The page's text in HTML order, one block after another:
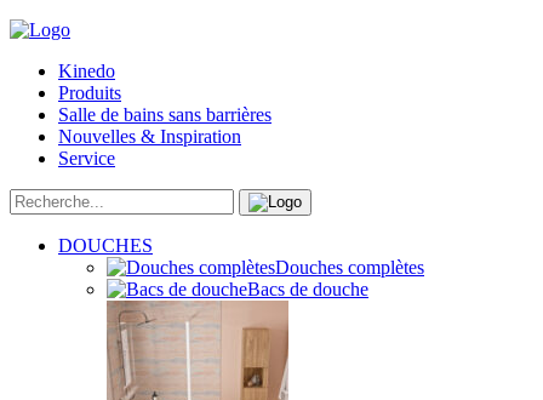
Kinedo
Produits
Salle de bains sans barrières
Nouvelles & Inspiration
Service
DOUCHES
Douches complètes
Bacs de douche